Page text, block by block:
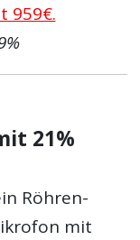
959€.
21%
Röhren-
mit